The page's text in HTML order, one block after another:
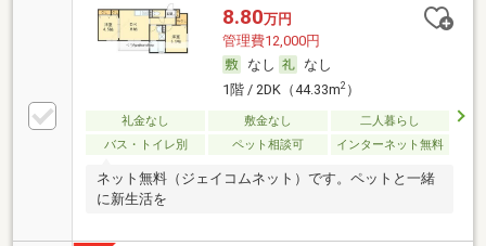
8.80万円
管理費12,000円
なし
なし
1階 / 2DK（44.33m2）
礼金なし 敷金なし
二人暮らし
バス・トイレ別
ペット相談可 インターネット無料
ネット無料（ジェイコムネット）です。ペットと一緒
に新生活を